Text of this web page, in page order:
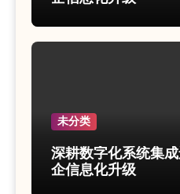
未分类
深耕数字化系统集
企信息化升级